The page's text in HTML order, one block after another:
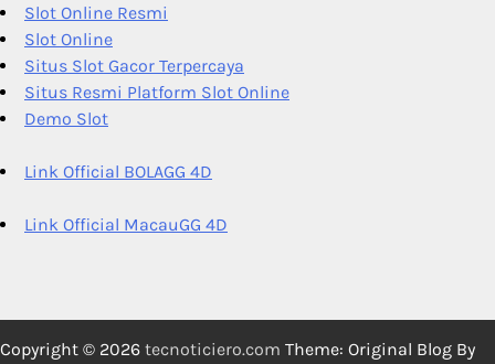
Slot Online Resmi
Slot Online
Situs Slot Gacor Terpercaya
Situs Resmi Platform Slot Online
Demo Slot
Link Official BOLAGG 4D
Link Official MacauGG 4D
Copyright © 2026 tecnoticiero.com Theme: Original Blog By